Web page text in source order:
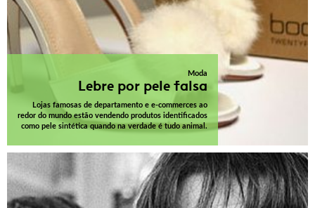
Moda
Lebre por pele falsa
Lojas famosas de departamento e e-commerces ao
redor do mundo estão vendendo produtos identificados
como pele sintética quando na verdade é tudo animal.